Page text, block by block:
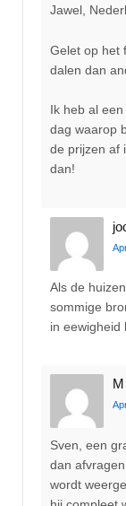
Jawel,
Gelet op het
dalen dan
Ik heb al
dag waarop
de prijzen af
dan!
Als de
sommige
in eewigheid
M
Sven, een
dan
wordt